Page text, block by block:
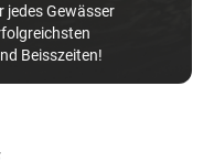
jedes Gewässer
Beisszeiten!